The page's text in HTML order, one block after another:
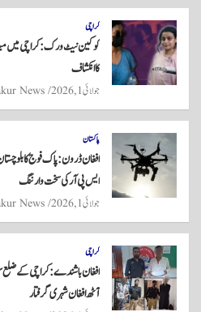
bo
ok
tte
r
ail
ts
A
pp
کراچی
کوکین نیٹ ورک: کراچی میں
کا انکشاف
جولائی 1, 2026 News
پاکستان
افغان ڈرون: پاک فوج کا
ایس پی آر کی سخت وارننگ
جولائی 1, 2026 News
کراچی
افغان باشندے: کراچی کے ضلع
آٹھ افغان شہری گرفتار